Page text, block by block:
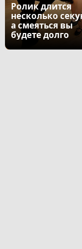
Ролик длится
несколько
а смеяться вы
будете долго